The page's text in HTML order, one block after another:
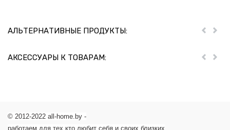
АЛЬТЕРНАТИВНЫЕ ПРОДУКТЫ: Пред
АКСЕССУАРЫ К ТОВАРАМ: Пред
© 2012-2022 all-home.by -
работаем для тех кто любит себя и своих близких